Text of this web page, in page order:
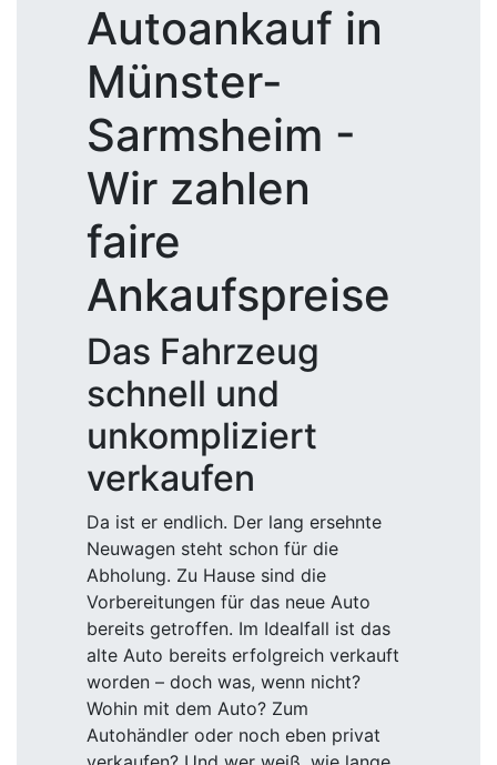
Autoankauf in
Münster-
Sarmsheim -
Wir zahlen
faire
Ankaufspreise
Das Fahrzeug
schnell und
unkompliziert
verkaufen
Da ist er endlich. Der lang ersehnte
Neuwagen steht schon für die
Abholung. Zu Hause sind die
Vorbereitungen für das neue Auto
bereits getroffen. Im Idealfall ist das
alte Auto bereits erfolgreich verkauft
worden – doch was, wenn nicht?
Wohin mit dem Auto? Zum
Autohändler oder noch eben privat